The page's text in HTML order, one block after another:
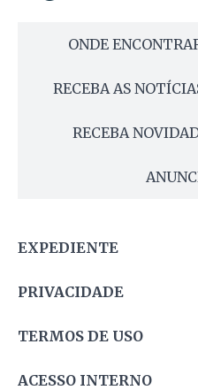
ONDE
RECEBA AS
RECEBA
EXPEDIENTE
PRIVACIDADE
TERMOS DE USO
ACESSO INTERNO